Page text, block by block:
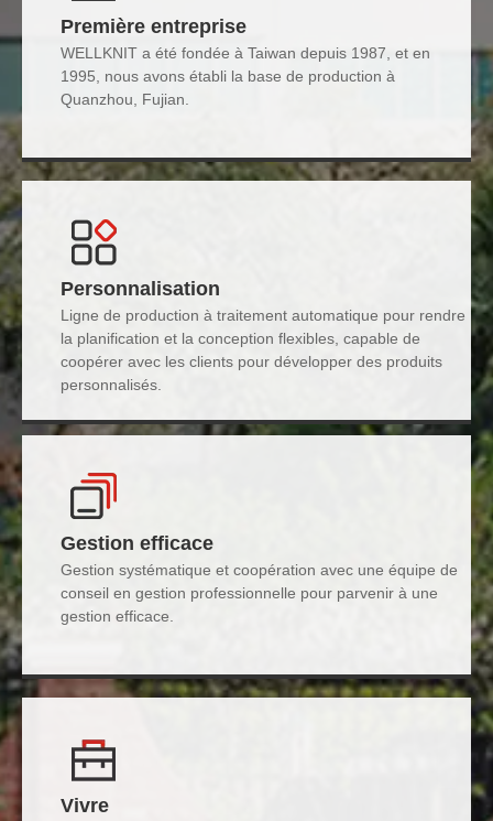
Première entreprise
WELLKNIT a été fondée à Taiwan depuis 1987, et en
1995, nous avons établi la base de production à
Quanzhou, Fujian.
Personnalisation
Ligne de production à traitement automatique pour rendre
la planification et la conception flexibles, capable de
coopérer avec les clients pour développer des produits
personnalisés.
Gestion efficace
Gestion systématique et coopération avec une équipe de
conseil en gestion professionnelle pour parvenir à une
gestion efficace.
Vivre